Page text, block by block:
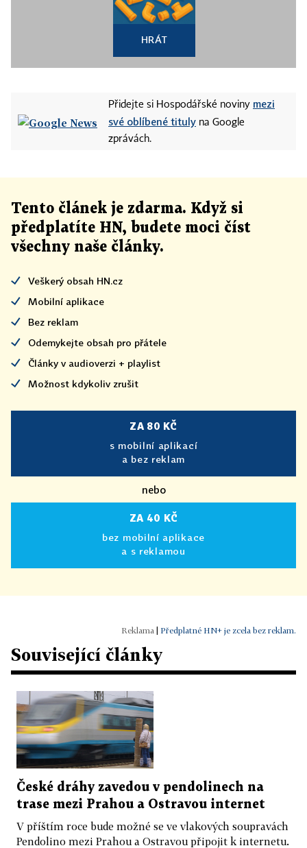
HRÁT
Přidejte si Hospodářské noviny mezi
své oblíbené tituly na Google
zprávách.
Tento článek je zdarma. Když si
předplatíte HN, budete moci číst
všechny naše články.
Veškerý obsah HN.cz
Mobilní aplikace
Bez reklam
Odemykejte obsah pro přátele
Články v audioverzi + playlist
Možnost kdykoliv zrušit
ZA 80 KČ
s mobilní aplikací
a bez reklam
nebo
ZA 40 KČ
bez mobilní aplikace
a s reklamou
Předplatné HN+ je zcela bez reklam.
Související články
České dráhy zavedou v pendolinech na
trase mezi Prahou a Ostravou internet
V příštím roce bude možné se ve vlakových soupravách
Pendolino mezi Prahou a Ostravou připojit k internetu.